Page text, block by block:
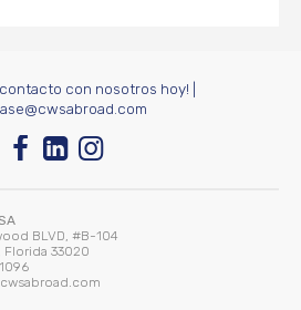
contacto con nosotros hoy!
BLVD, #B-104
33020